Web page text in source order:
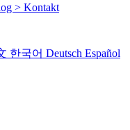
> Kontakt
한국어 Deutsch Español